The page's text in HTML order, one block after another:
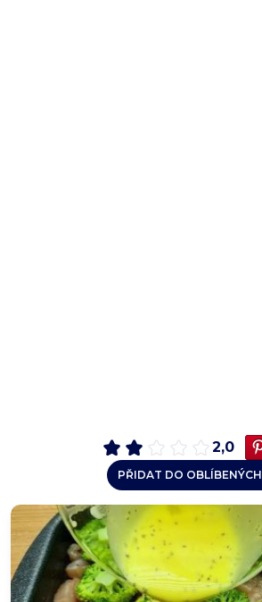
2,0
PŘIDAT DO OBLÍBENÝCH